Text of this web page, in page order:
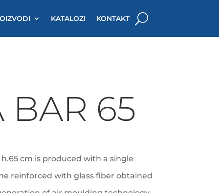
KATALOZI KONTAKT
BAR 65
cm is produced with a single
reinforced with glass fiber obtained